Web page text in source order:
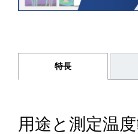
特長
用途と測定温